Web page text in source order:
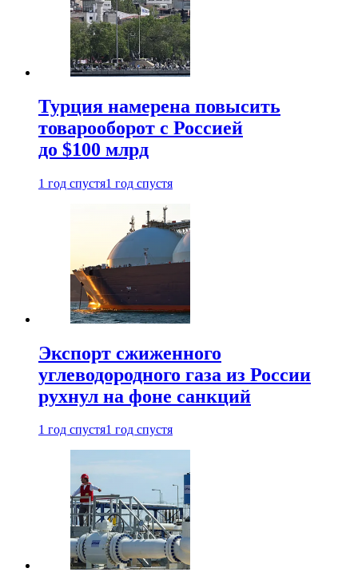
Турция намерена повысить
товарооборот с Россией
до $100 млрд
1 год спустя1 год спустя
Экспорт сжиженного
углеводородного газа из России
рухнул на фоне санкций
1 год спустя1 год спустя